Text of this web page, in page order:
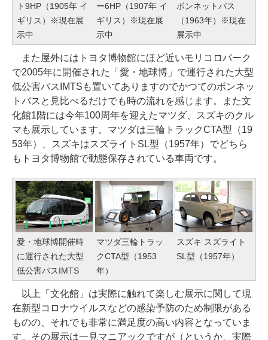
ト9HP（1905年 イ
ギリス）※現在展
示中
ー6HP（1907年 イ
ギリス）※現在展
示中
ボンネットバス
（1963年）※現在
展示中
また屋外にはトヨタ博物館にほど近いモリコロパーク
で2005年に開催された「愛・地球博」で運行された大型
低公害バスIMTSも置いてありますのでかつてのボンネッ
トバスと見比べるだけでも時の流れを感じます。また文
化館1階には今年100周年を迎えたマツダ、スズキのクル
マも展示しています。マツダは三輪トラックCTA型（19
53年）、スズキはスズライトSL型（1957年）でどちら
もトヨタ博物館で動態保存されている車両です。
愛・地球博開催時
に運行された大型
低公害バスIMTS
マツダ三輪トラッ
クCTA型（1953
年）
スズキ スズライト
SL型（1957年）
以上「文化館」は実際に触れて楽しむ展示に関して現
在新型コロナウイルスなどの感染予防のため制限がある
ものの、それでも非常に満足度の高い内容となっていま
す。その展示は一見マニアックですが（というか、実際